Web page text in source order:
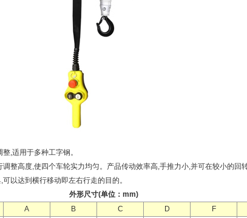
,适用于多种工字钢。
整高度,使四个车轮实力均匀。产品传动效率高,手推力小,并可在较小的回
以达到横行移动即左右行走的目的。
外形尺寸(单位：mm)
A B C D F